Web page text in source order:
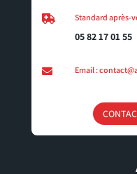
 Standard après-
05 82 17 01 55
 Email :